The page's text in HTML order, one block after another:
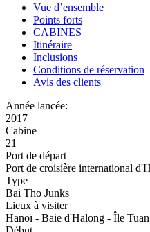
Vue d’ensemble
Points forts
CABINES
Itinéraire
Inclusions
Conditions de réservation
Avis des clients
Année lancée:
2017
Cabine
21
Port de départ
Port de croisière international
Type
Bai Tho Junks
Lieux à visiter
Hanoï - Baie d'Halong - Île